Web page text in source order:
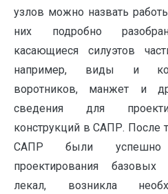
узлов можно назвать
них подробно
касающиеся силуэтов
например, виды и
воротников, манжет и
сведения для
конструкций в САПР. После
САПР были
проектирования
лекал, возникла